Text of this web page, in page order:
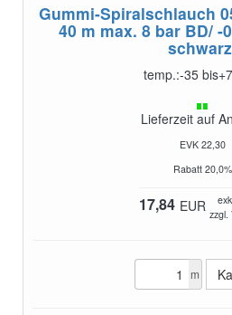
Gummi-Spiralschlauch
40 m max. 8 bar BD/ -
temp.:-35
Lieferzeit auf
EVK 22,30
Rabatt 20,0%
17,84 EUR zzgl.
m